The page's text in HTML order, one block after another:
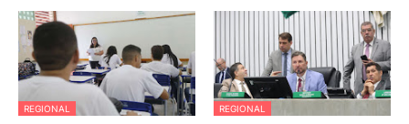
REGIONAL REGIONAL